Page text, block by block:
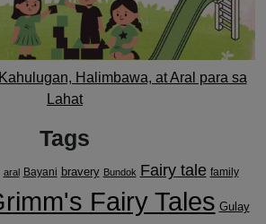
Halimbawa, at Aral para sa
Lahat
Tags
aral Bayani bravery Bundok Fairy tale family
Fairy Tales Gulay